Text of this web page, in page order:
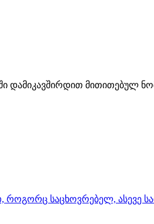
დამიკავშირდით მითითებულ
როგორც საცხოვრებელ, ასევე